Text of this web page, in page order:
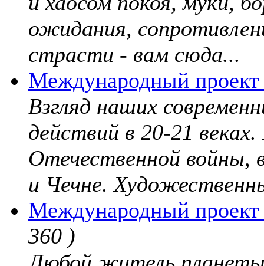
ожидания,
страсти - вам сюда...
Международный
Взгляд наших
действий в 20-21
Отечественной войны,
и Чечне.
Международный
360 )